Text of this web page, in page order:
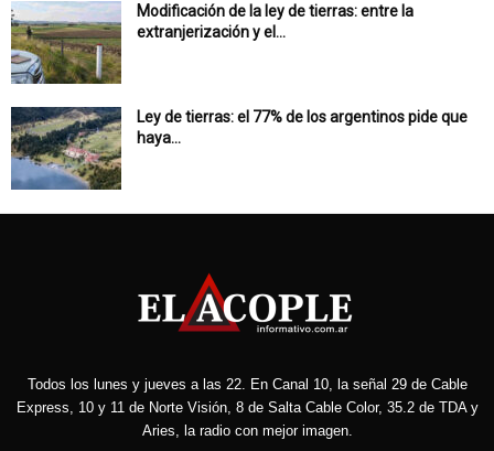
Modificación de la ley de tierras: entre la
extranjerización y el...
Ley de tierras: el 77% de los argentinos pide que
haya...
Todos los lunes y jueves a las 22. En Canal 10, la señal 29 de Cable
Express, 10 y 11 de Norte Visión, 8 de Salta Cable Color, 35.2 de TDA y
Aries, la radio con mejor imagen.